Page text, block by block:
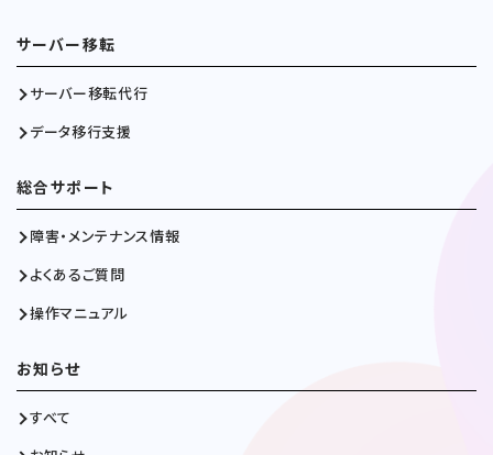
サーバー移転
サーバー移転代行
データ移行支援
総合サポート
障害・メンテナンス情報
よくあるご質問
操作マニュアル
お知らせ
すべて